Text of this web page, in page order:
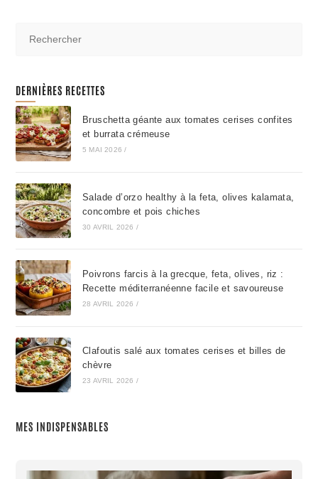
DERNIÈRES RECETTES
Bruschetta géante aux tomates cerises confites
et burrata crémeuse
5 MAI 2026 /
Salade d’orzo healthy à la feta, olives kalamata,
concombre et pois chiches
30 AVRIL 2026 /
Poivrons farcis à la grecque, feta, olives, riz :
Recette méditerranéenne facile et savoureuse
28 AVRIL 2026 /
Clafoutis salé aux tomates cerises et billes de
chèvre
23 AVRIL 2026 /
MES INDISPENSABLES